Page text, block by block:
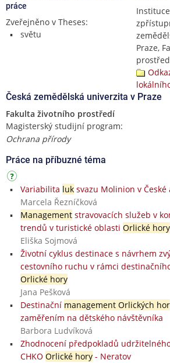
práce
Zveřejněno v Theses:
světu
Praze,
Česká zemědělská univerzita v Praze
Fakulta životního prostředí
Magisterský studijní program:
Ochrana přírody
Práce na příbuzné téma
Variabilita luksvazu Molinion v České
Marcela Řezníčková
Managementstravovacích služeb v
trendů v turistické oblasti Orlické hory
Eliška Sojmová
Životní cyklus destinace s návrhem
cestovního ruchu v rámci
Orlické hory
Jana Pešková
Destinační management Orlických hor
zaměřením na dětského návštěvníka
Barbora Ludvíková
Zhodnocení předpokladů
CHKO Orlické hory- Neratov